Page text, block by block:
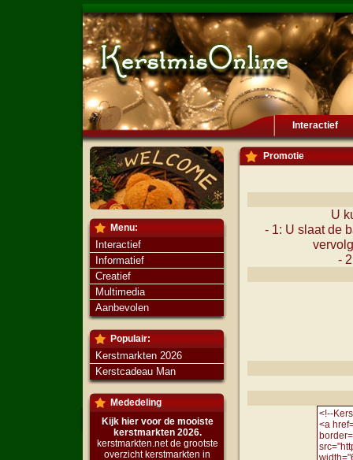
Interactief
Menu:
Interactief
Informatief
Creatief
Multimedia
Aanbevolen
Populair:
Kerstmarkten 2026
Kerstcadeau Man
Mededeling
Kijk hier voor de mooiste
kerstmarkten 2026.
kerstmarkten.net de grootste
overzicht kerstmarkten in
Promotie
U
- 1: U slaat de
-